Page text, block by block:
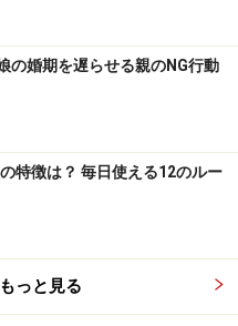
の申し込みが殺到し、途
です。
毎日たくさんの女性から
人から申し込みがあるの
ホを覗く日々の始まり始
いきなり女性を選び放題
女性を「若い子がいい」
の婚期を遅らせる親のNG行動
特徴は？ 毎日使える12のルー
っと見る